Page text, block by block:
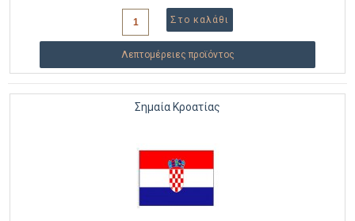
Λεπτομέρειες προϊόντος
Σημαία Κροατίας